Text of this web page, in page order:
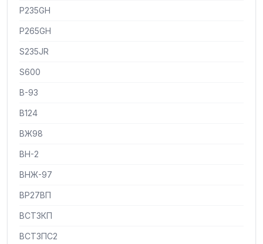
P235GH
P265GH
S235JR
S600
В-93
В124
ВЖ98
ВН-2
ВНЖ-97
ВР27ВП
ВСТ3КП
ВСТ3ПС2